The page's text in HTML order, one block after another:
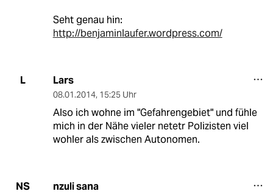
Seht genau hin:
http://benjaminlaufer.wordpress.com/
L Lars
08.01.2014, 15:25 Uhr
Also ich wohne im "Gefahrengebiet" und fühle
mich in der Nähe vieler netetr Polizisten viel
wohler als zwischen Autonomen.
NS nzuli sana